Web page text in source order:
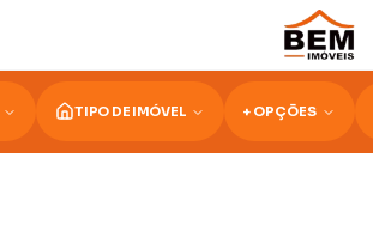
TIPO DE IMÓVEL + OPÇÕES